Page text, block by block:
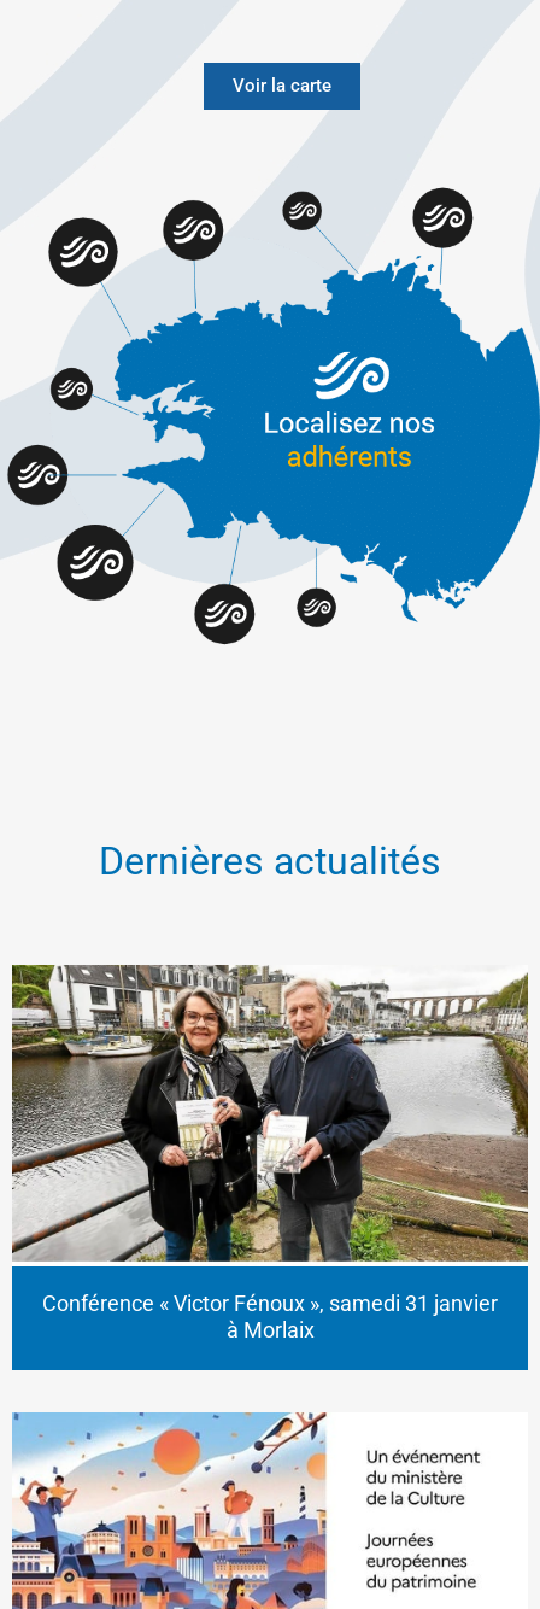
Voir la carte
Dernières actualités
Conférence « Victor Fénoux », samedi 31 janvier
à Morlaix